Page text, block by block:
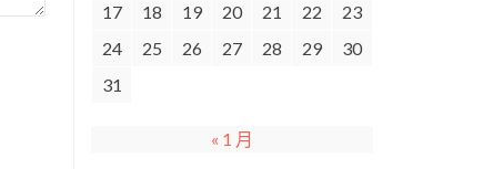
17
18 19 20 21 22
23
24
25 26 27 28 29
30
31
« 1 月